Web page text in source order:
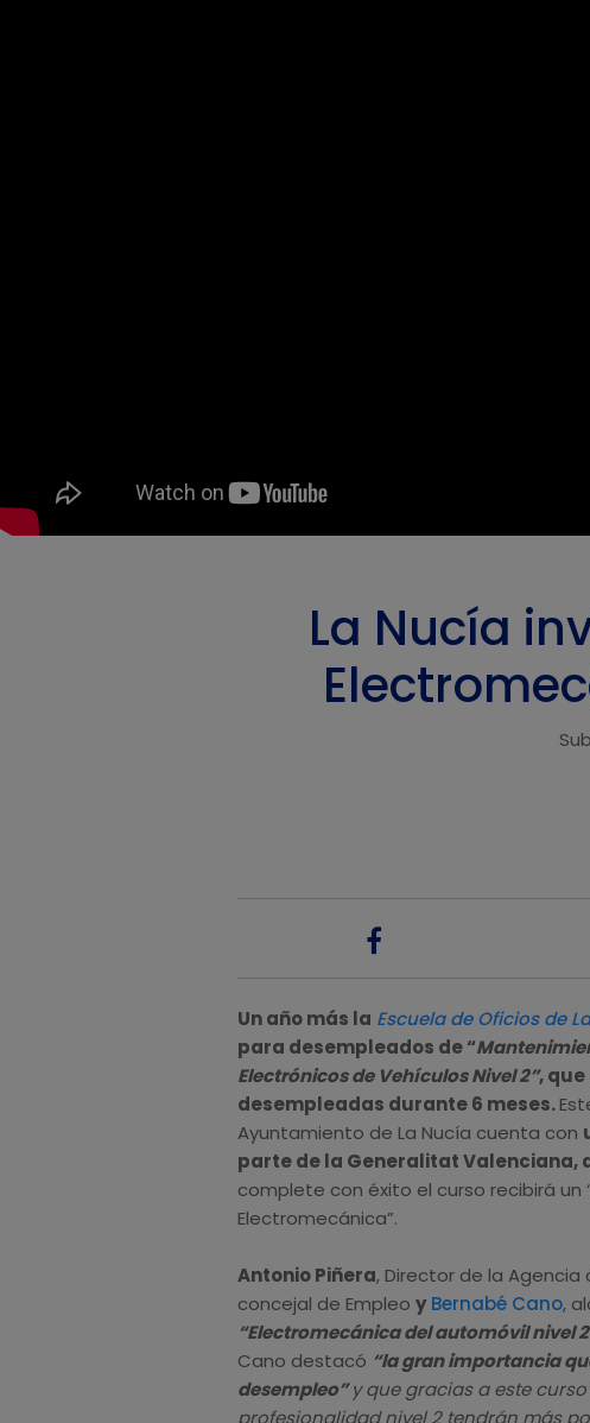
La Nucía
Un año más la Escuela de Oficios de
para desempleados de “
Electrónicos de Vehículos Nivel 2”,
desempleadas durante 6 meses.
Ayuntamiento de La Nucía cuenta con
parte de la Generalitat Valenciana,
complete con éxito el curso recibirá un
Electromecánica”.
Antonio Piñera, Director de la Agencia
concejal de Empleo yBernabé Cano,
“Electromecánica del automóvil nivel
Cano destacó “la gran importancia
desempleo”y que gracias a este curso
profesionalidad nivel 2 tendrán más